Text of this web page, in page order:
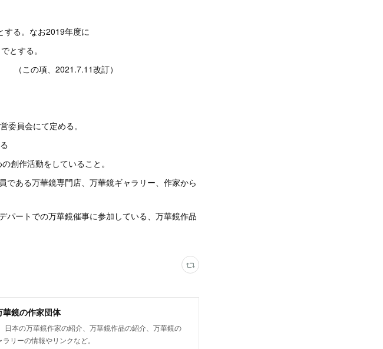
する。なお2019年度に
とする。
改訂）
員会にて定める。
創作活動をしていること。
ある万華鏡専門店、万華鏡ギャラリー、作家から
パートでの万華鏡催事に参加している、万華鏡作品
鏡の作家団体
本の万華鏡作家の紹介、万華鏡作品の紹介、万華鏡の
リーの情報やリンクなど。